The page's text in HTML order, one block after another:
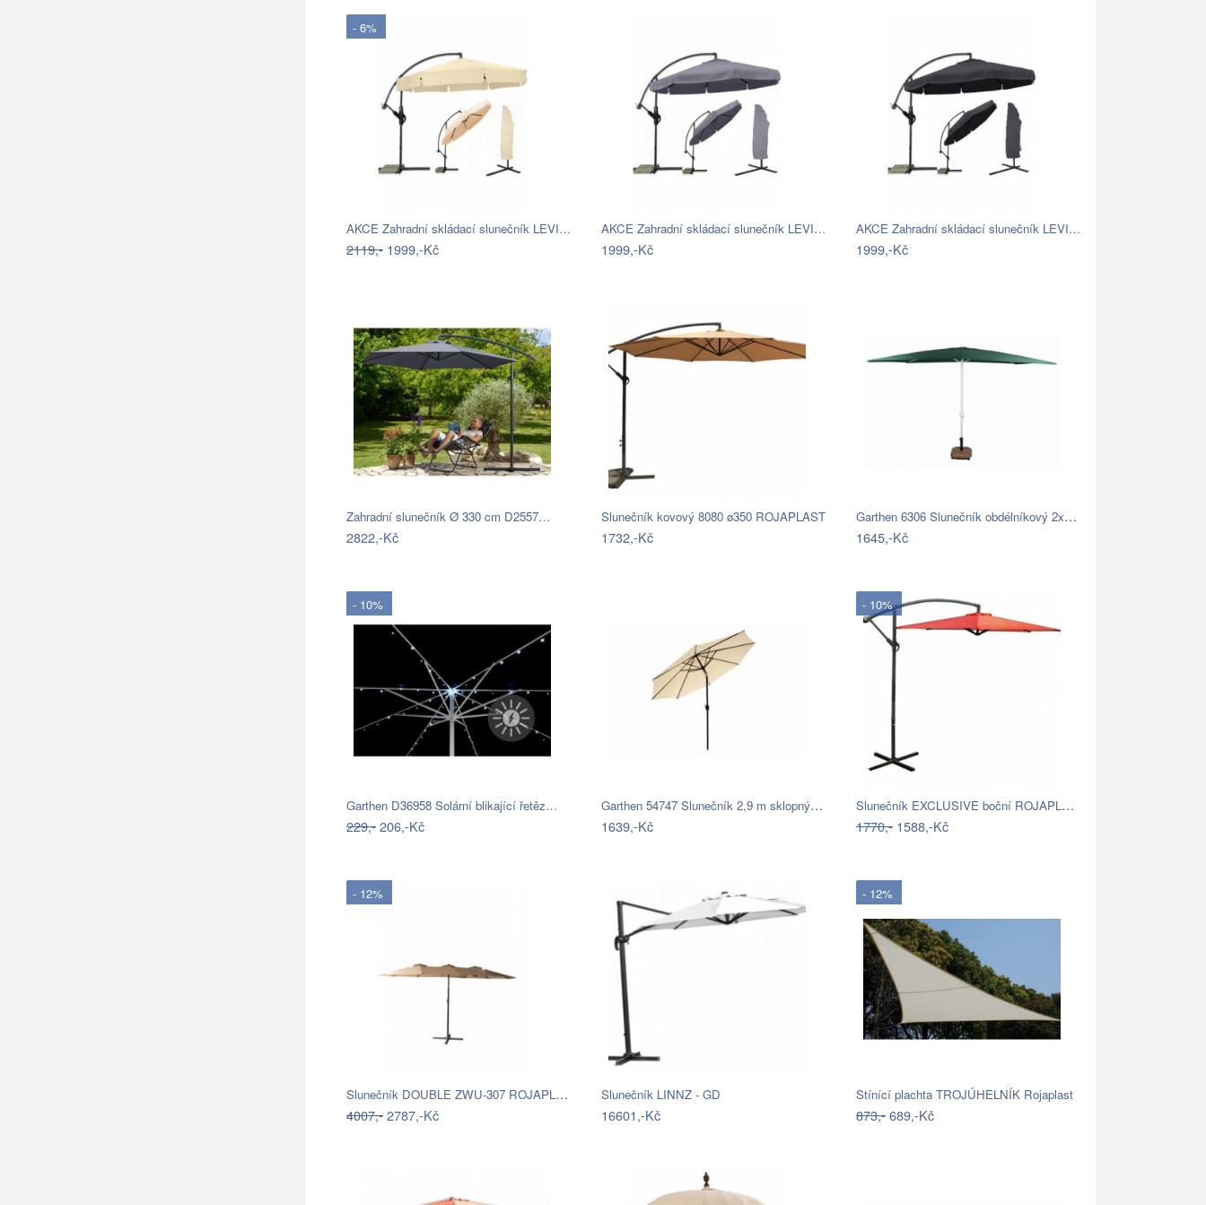
- 6%
AKCE Zahradní skládací slunečník LEVI…
2119,- 1999,-Kč
AKCE Zahradní skládací slunečník LEVI…
1999,-Kč
AKCE Zahradní skládací slunečník LEVI…
1999,-Kč
Zahradní slunečník Ø 330 cm D2557…
2822,-Kč
Slunečník kovový 8080 ø350 ROJAPLAST
1732,-Kč
Garthen 6306 Slunečník obdélníkový 2x3…
1645,-Kč
- 10%
Garthen D36958 Solární blikající řetěz…
229,-206,-Kč
Garthen 54747 Slunečník 2,9 m sklopný -…
1639,-Kč
- 10%
Slunečník EXCLUSIVE boční ROJAPLAST
1770,- 1588,-Kč
- 12%
Slunečník DOUBLE ZWU-307 ROJAPLAST
4007,-2787,-Kč
Slunečník LINNZ - GD
16601,-Kč
- 12%
Stínící plachta TROJÚHELNÍK Rojaplast
873,-689,-Kč